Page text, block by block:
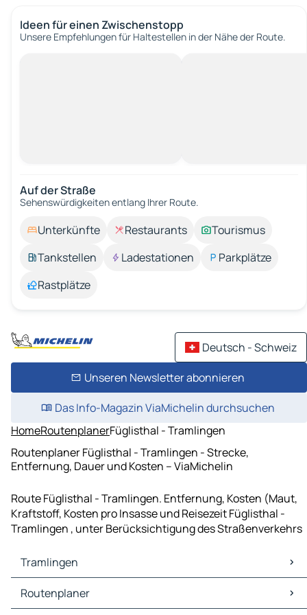
Ideen für einen Zwischenstopp
Unsere Empfehlungen für Haltestellen in der Nähe der Route.
Auf der Straße
Sehenswürdigkeiten entlang Ihrer Route.
Unterkünfte Restaurants
Tourismus
Tankstellen
Ladestationen
Parkplätze
Rastplätze
Deutsch - Schweiz
Unseren Newsletter abonnieren
Das Info-Magazin ViaMichelin durchsuchen
HomeRoutenplanerFüglisthal - Tramlingen
Routenplaner Füglisthal - Tramlingen - Strecke,
Entfernung, Dauer und Kosten – ViaMichelin
Route Füglisthal - Tramlingen. Entfernung, Kosten (Maut,
Kraftstoff, Kosten pro Insasse und Reisezeit Füglisthal -
Tramlingen , unter Berücksichtigung des Straßenverkehrs
Tramlingen
Tramlingen Karten Stadtplan
Tramlingen Verkehr
Routenplaner